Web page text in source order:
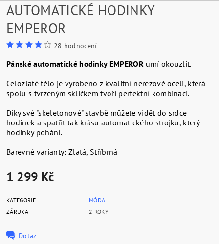
AUTOMATICKÉ HODINKY
EMPEROR
28 hodnocení
Pánské automatické hodinky EMPEROR umí okouzlit.
Celozlaté tělo je vyrobeno z kvalitní nerezové oceli, která
spolu s tvrzeným sklíčkem tvoří perfektní kombinaci.
Díky své "skeletonové" stavbě můžete vidět do srdce
hodinek a spatřit tak krásu automatického strojku, který
hodinky pohání.
Barevné varianty: Zlatá, Stříbrná
1 299 Kč
KATEGORIE
MÓDA
ZÁRUKA
2 ROKY
Dotaz